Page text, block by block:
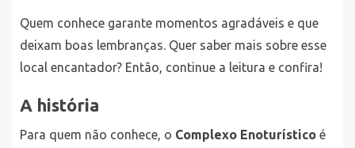
Quem conhece garante momentos agradáveis e que
deixam boas lembranças. Quer saber mais sobre esse
local encantador? Então, continue a leitura e confira!
A história
Para quem não conhece, o Complexo Enoturístico é